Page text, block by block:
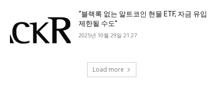
“블랙록 없는 알트코인 현물 ETF, 자금 유입
제한될 수도”
2025년 10월 29일 21:27
Load more